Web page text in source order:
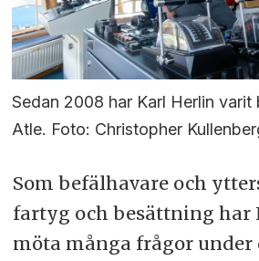
Sedan 2008 har Karl Herlin varit
Atle. Foto: Christopher
Som befälhavare och
fartyg och besättning
möta många frågor under